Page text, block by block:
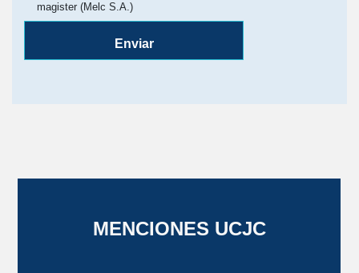
magister (Melc S.A.)
Enviar
MENCIONES UCJC